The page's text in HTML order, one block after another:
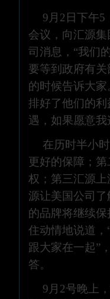
9月2日下午5
会议，向汇源
司消息，“我们
要等到政府有
的时候告诉大
排好了他们的
遇，如果愿意
在历时半小
更好的保障；
权；第三汇源
源让美国公司
的品牌将继续
住动情地说道
跟大家在一起”
答。
9月2号晚上